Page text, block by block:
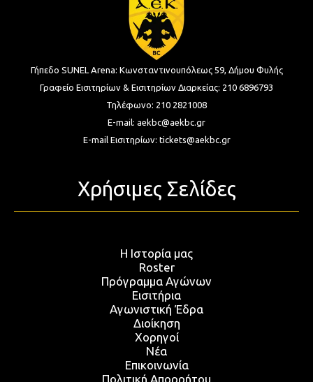
Γήπεδο SUNEL Arena: Κωνσταντινουπόλεως 59, Δήμου Φυλής
Γραφείο Εισιτηρίων & Εισιτηρίων Διαρκείας: 210 6896793
Τηλέφωνο: 210 2821008
E-mail: aekbc@aekbc.gr
E-mail Εισιτηρίων: tickets@aekbc.gr
Χρήσιμες Σελίδες
Η Ιστορία μας
Roster
Πρόγραμμα Αγώνων
Εισιτήρια
Αγωνιστική Έδρα
Διοίκηση
Χορηγοί
Νέα
Επικοινωνία
Πολιτική Απορρήτου